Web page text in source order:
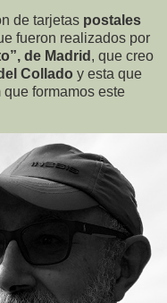
de tarjetas postales
fueron realizados por
de Madrid , que creo
Collado y esta que
formamos este